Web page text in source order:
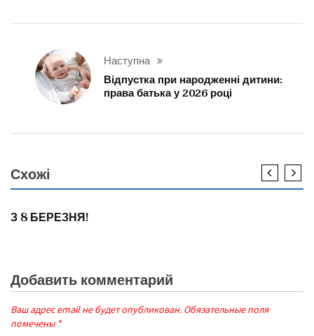
Наступна
Відпустка при народженні дитини:
права батька у 2026 році
Схожі
З 8 БЕРЕЗНЯ!
Добавить комментарий
Ваш адрес email не будет опубликован. Обязательные поля
помечены *